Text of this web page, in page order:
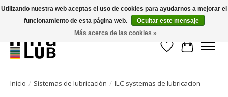
Minder stilstand, meer rendement!
Lista de deseos
Cesta
Inicio / Sistemas de lubricación / ILC systemas de lubricacion
Utilizando nuestra web aceptas el uso de cookies para ayudarnos a mejorar el
funcionamiento de esta página web.
Ocultar este mensaje
Más acerca de las cookies »